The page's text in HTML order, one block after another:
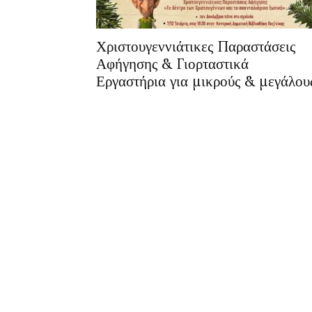
Χριστουγεννιάτικες Παραστάσεις
Αφήγησης & Γιορταστικά
Εργαστήρια για μικρούς &